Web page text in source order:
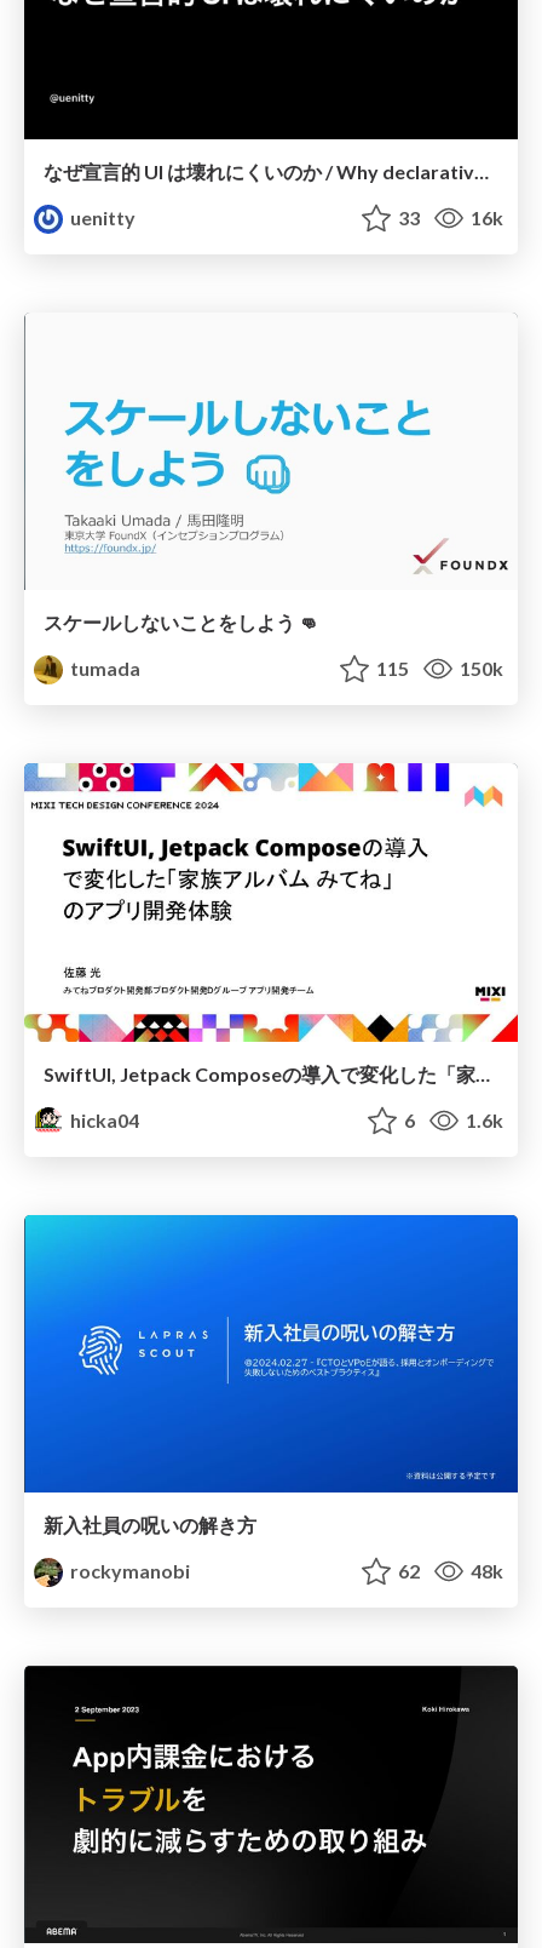
なぜ宣言的 UI は壊れにくいのか / Why declarative UI is less fragile
uenitty
33 16k
スケールしないことをしよう 👊
tumada
115 150k
hicka04
6 1.6k
新入社員の呪いの解き方
rockymanobi
62 48k